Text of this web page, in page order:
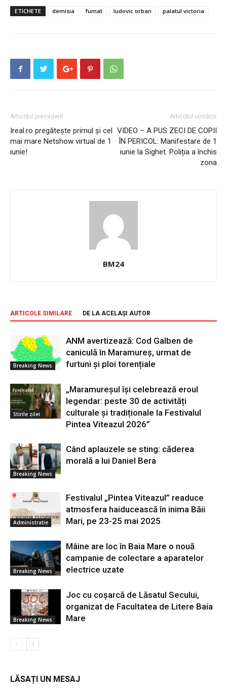
ETICHETE demisia fumat ludovic orban palatul victoria
Articolul precedent
Ireal.ro pregătește primul și cel
mai mare Netshow virtual de 1
iunie!
Articolul următor
VIDEO – A PUS ZECI DE COPII
ÎN PERICOL: Manifestare de 1
iunie la Sighet. Poliția a închis
zona
BM24
ARTICOLE SIMILARE DE LA ACELAȘI AUTOR
Breaking News
ANM avertizează: Cod Galben de
caniculă în Maramureș, urmat de
furtuni și ploi torențiale
Stirile zilei
„Maramureșul își celebrează eroul
legendar: peste 30 de activități
culturale și tradiționale la Festivalul
Pintea Viteazul 2026”
Breaking News
Când aplauzele se sting: căderea
morală a lui Daniel Bera
Administratie
Festivalul „Pintea Viteazul” readuce
atmosfera haiducească în inima Băii
Mari, pe 23-25 mai 2025
Breaking News
Mâine are loc în Baia Mare o nouă
campanie de colectare a aparatelor
electrice uzate
Breaking News
Joc cu coșarcă de Lăsatul Secului,
organizat de Facultatea de Litere Baia
Mare
LĂSAȚI UN MESAJ